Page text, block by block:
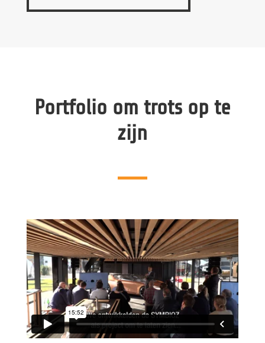
Portfolio om trots op te
zijn